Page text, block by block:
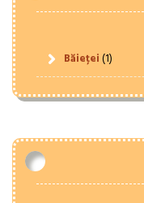
Băieței(1)